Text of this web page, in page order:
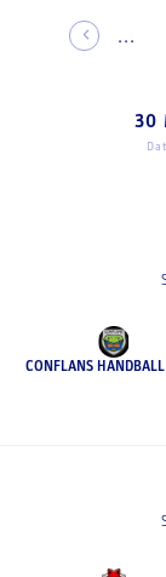
...
30
CONFLANS